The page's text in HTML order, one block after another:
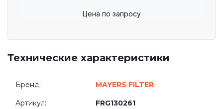
Цена по запросу
Технические характеристики
Бренд: MAYERS FILTER
Артикул: FRG130261